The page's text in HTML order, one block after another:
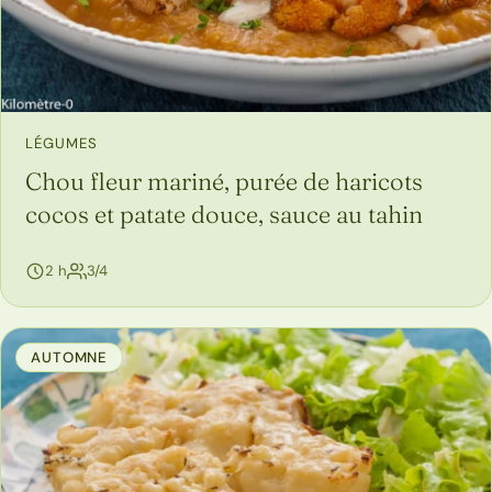
LÉGUMES
Chou fleur mariné, purée de haricots
cocos et patate douce, sauce au tahin
2 h 3/4personnes
AUTOMNE